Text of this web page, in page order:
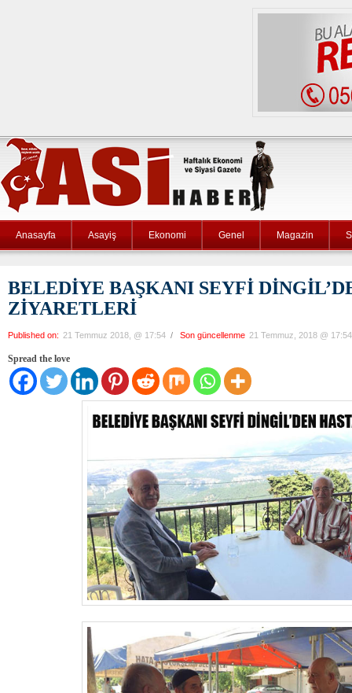
Anasayfa Asayiş Ekonomi Genel Magazin
BELEDİYE BAŞKANI SEYFİ
ZİYARETLERİ
Published on: 21 Temmuz 2018, @ 17:54 / Son güncellenme 21 Temmuz, 2018 @ 17:54
Spread the love